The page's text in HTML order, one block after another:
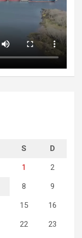
S D
1 2
8 9
15 16
22 23